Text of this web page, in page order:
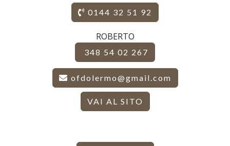
0144 32 51 92
ROBERTO
348 54 02 267
ofdolermo@gmail.com
VAI AL SITO